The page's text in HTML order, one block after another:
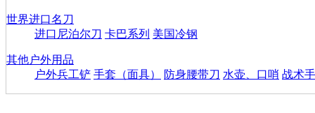
世界进口名刀
进口尼泊尔刀 卡巴系列 美国冷钢
其他户外用品
户外兵工铲 手套（面具） 防身腰带刀 水壶、口哨 战术